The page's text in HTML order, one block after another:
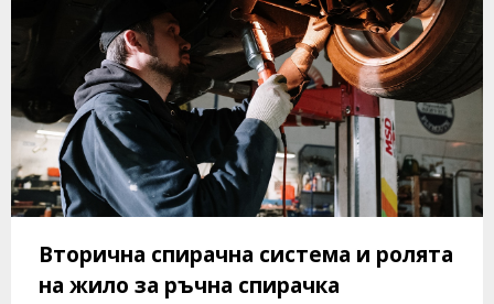
Вторична спирачна система и ролята
на жило за ръчна спирачка